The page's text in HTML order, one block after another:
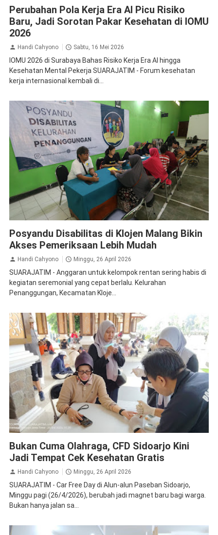
Perubahan Pola Kerja Era AI Picu Risiko
Baru, Jadi Sorotan Pakar Kesehatan di IOMU
2026
Handi Cahyono Sabtu, 16 Mei 2026
IOMU 2026 di Surabaya Bahas Risiko Kerja Era AI hingga
Kesehatan Mental Pekerja SUARAJATIM - Forum kesehatan
kerja internasional kembali di...
Posyandu Disabilitas di Klojen Malang Bikin
Akses Pemeriksaan Lebih Mudah
Handi Cahyono Minggu, 26 April 2026
SUARAJATIM - Anggaran untuk kelompok rentan sering habis di
kegiatan seremonial yang cepat berlalu. Kelurahan
Penanggungan, Kecamatan Kloje...
Bukan Cuma Olahraga, CFD Sidoarjo Kini
Jadi Tempat Cek Kesehatan Gratis
Handi Cahyono Minggu, 26 April 2026
SUARAJATIM - Car Free Day di Alun-alun Paseban Sidoarjo,
Minggu pagi (26/4/2026), berubah jadi magnet baru bagi warga.
Bukan hanya jalan sa...